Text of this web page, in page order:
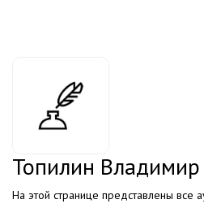
Топилин Владимир
На этой странице представлены все